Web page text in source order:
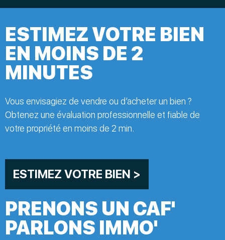
PRENONS UN CAF'
PARLONS IMMO'
ESTIMEZ VOTRE BIEN
EN MOINS DE 2
MINUTES
Vous envisagiez de vendre ou d’acheter un bien ?
Obtenez une évaluation professionnelle et fiable de
votre propriété en moins de 2 min.
ESTIMEZ VOTRE BIEN >